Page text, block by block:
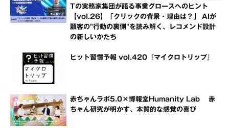
Tの実務家集団が語る事業グロースへのヒント
【vol.26】「クリックの背景・理由は？」 AIが
顧客の"行動の裏側"を読み解く、レコメンド設計
の新しいかたち
ヒット習慣予報 vol.420『マイクロトリップ』
赤ちゃんラボ5.0×博報堂Humanity Lab 赤
ちゃん研究が明かす、本質的な感覚の喜び